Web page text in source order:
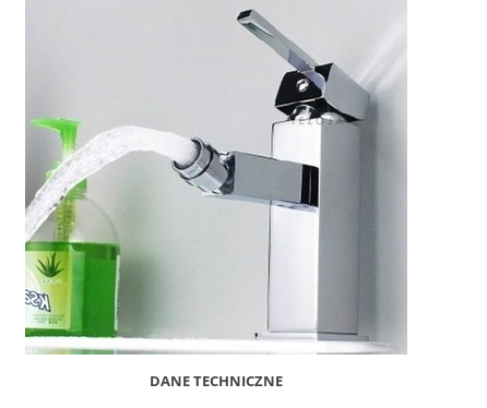
DANE TECHNICZNE